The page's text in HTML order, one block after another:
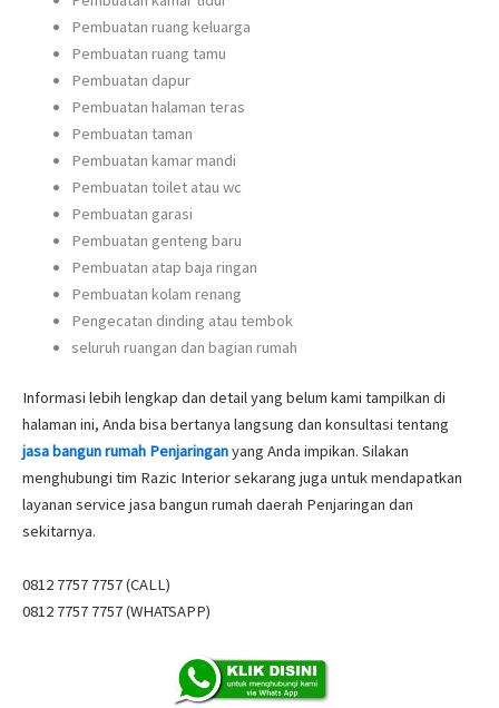
Pembuatan ruang keluarga
Pembuatan ruang tamu
Pembuatan dapur
Pembuatan halaman teras
Pembuatan taman
Pembuatan kamar mandi
Pembuatan toilet atau wc
Pembuatan garasi
Pembuatan genteng baru
Pembuatan atap baja ringan
Pembuatan kolam renang
Pengecatan dinding atau tembok
seluruh ruangan dan bagian rumah
Informasi lebih lengkap dan detail yang belum kami tampilkan di
halaman ini, Anda bisa bertanya langsung dan konsultasi tentang
jasa bangun rumah Penjaringanyang Anda impikan. Silakan
menghubungi tim Razic Interior sekarang juga untuk mendapatkan
layanan service jasa bangun rumah daerah Penjaringan dan
sekitarnya.
0812 7757 7757 (CALL)
0812 7757 7757 (WHATSAPP)